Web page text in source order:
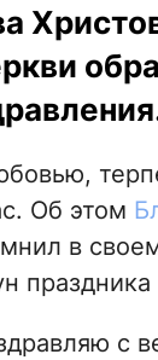
Об этом
в
праздника
с